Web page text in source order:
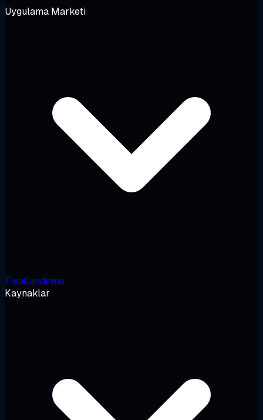
Uygulama Marketi
Fiyatlandırma
Kaynaklar